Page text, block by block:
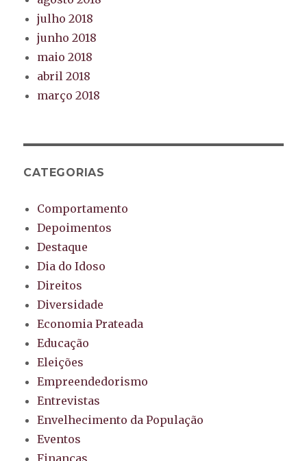
julho 2018
junho 2018
maio 2018
abril 2018
março 2018
CATEGORIAS
Comportamento
Depoimentos
Destaque
Dia do Idoso
Direitos
Diversidade
Economia Prateada
Educação
Eleições
Empreendedorismo
Entrevistas
Envelhecimento da População
Eventos